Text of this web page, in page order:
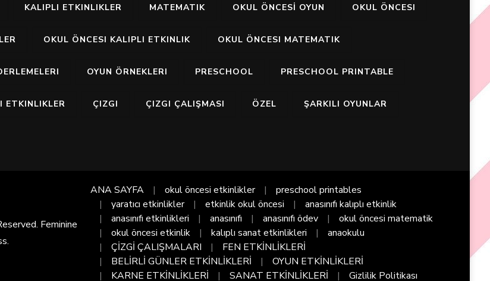
KALIPLI ETKINLIKLER MATEMATIK OKUL ÖNCESİ OYUN OKUL ÖNCESI
OKUL ÖNCESI KALIPLI ETKINLIK OKUL ÖNCESI MATEMATIK
OYUN ÖRNEKLERI PRESCHOOL PRESCHOOL PRINTABLE
ETKINLIKLER ÇIZGI ÇIZGI ÇALIŞMASI ÖZEL ŞARKILI OYUNLAR
Feminine
.
ANA SAYFA okul öncesi etkinlikler
preschool printables
yaratıcı etkinlikler
etkinlik okul öncesi
anasınıfı kalıplı etkinlik
anasınıfı etkinlikleri
anasınıfı anasınıfı ödev
okul öncesi matematik
okul öncesi etkinlik
kalıplı sanat etkinlikleri
anaokulu
ÇİZGİ ÇALIŞMALARI
FEN ETKİNLİKLERİ
BELİRLİ GÜNLER ETKİNLİKLERİ
OYUN ETKİNLİKLERİ
KARNE ETKİNLİKLERİ
SANAT ETKİNLİKLERİ Gizlilik Politikası